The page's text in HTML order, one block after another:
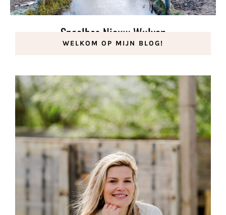
Speelbos Nieuw Wulven
15 januari 2021
WELKOM OP MIJN BLOG!